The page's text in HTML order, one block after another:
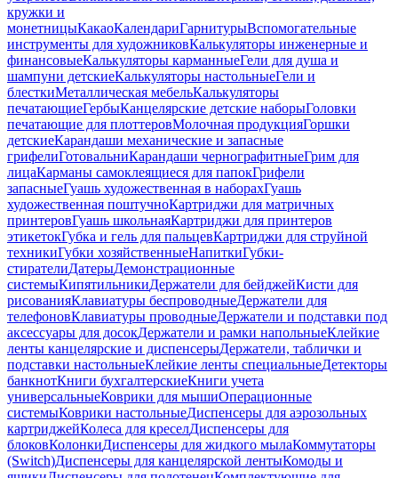
кружки и
монетницыКакаоКалендариГарнитурыВспомогательные
инструменты для художниковКалькуляторы инженерные и
финансовыеКалькуляторы карманныеГели для душа и
шампуни детскиеКалькуляторы настольныеГели и
блесткиМеталлическая мебельКалькуляторы
печатающиеГербыКанцелярские детские наборыГоловки
печатающие для плоттеровМолочная продукцияГоршки
детскиеКарандаши механические и запасные
грифелиГотовальниКарандаши чернографитныеГрим для
лицаКарманы самоклеящиеся для папокГрифели
запасныеГуашь художественная в наборахГуашь
художественная поштучноКартриджи для матричных
принтеровГуашь школьнаяКартриджи для принтеров
этикетокГубка и гель для пальцевКартриджи для струйной
техникиГубки хозяйственныеНапиткиГубки-
стирателиДатерыДемонстрационные
системыКипятильникиДержатели для бейджейКисти для
рисованияКлавиатуры беспроводныеДержатели для
телефоновКлавиатуры проводныеДержатели и подставки под
аксессуары для досокДержатели и рамки напольныеКлейкие
ленты канцелярские и диспенсерыДержатели, таблички и
подставки настольныеКлейкие ленты специальныеДетекторы
банкнотКниги бухгалтерскиеКниги учета
универсальныеКоврики для мышиОперационные
системыКоврики настольныеДиспенсеры для аэрозольных
картриджейКолеса для креселДиспенсеры для
блоковКолонкиДиспенсеры для жидкого мылаКоммутаторы
(Switch)Диспенсеры для канцелярской лентыКомоды и